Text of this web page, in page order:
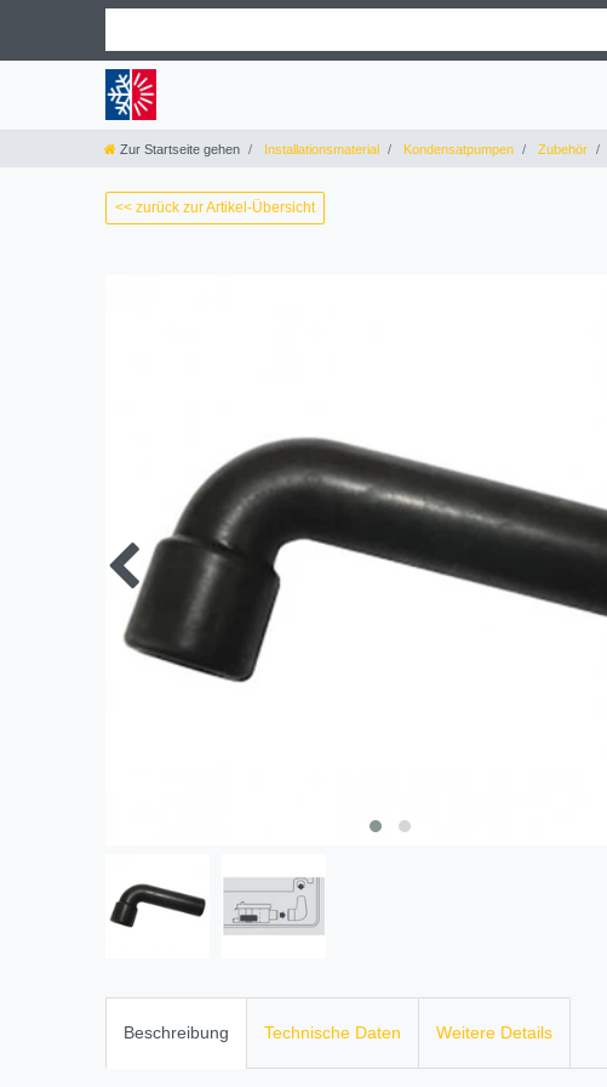
Zur Startseite gehen Installationsmaterial Kondensatpumpen Zubehör
<< zurück zur Artikel-Übersicht
Beschreibung Technische Daten Weitere Details